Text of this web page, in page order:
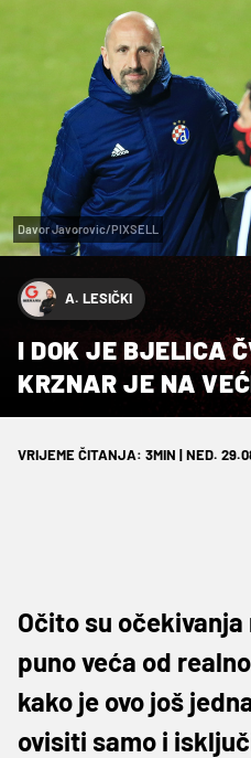
Davor Javorovic/PIXSELL
A. LESIČKI
I DOK JE BJELICA
KRZNAR JE NA
VRIJEME ČITANJA: 3MIN | NED.
Očito su
puno veća od
kako je ovo još
ovisiti samo i